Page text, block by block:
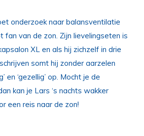
onderzoek naar balansventilatie
fan van de zon. Zijn lievelingseten is
XL en als hij zichzelf in drie
somt hij zonder aarzelen
en ‘gezellig’ op. Mocht je de
kan je Lars ‘s nachts wakker
een reis naar de zon!